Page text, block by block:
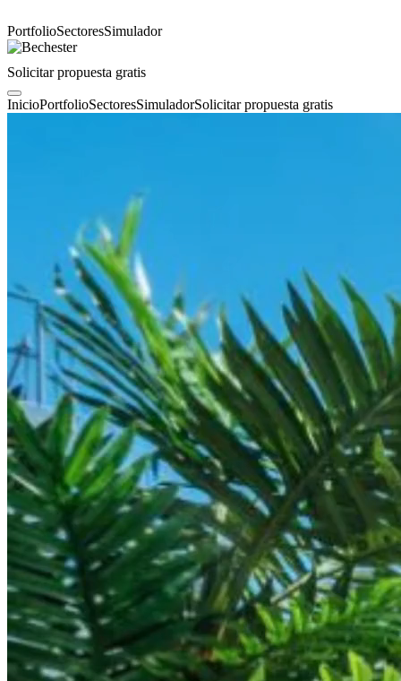
PortfolioSectoresSimulador
Solicitar propuesta gratis
InicioPortfolioSectoresSimuladorSolicitar propuesta gratis